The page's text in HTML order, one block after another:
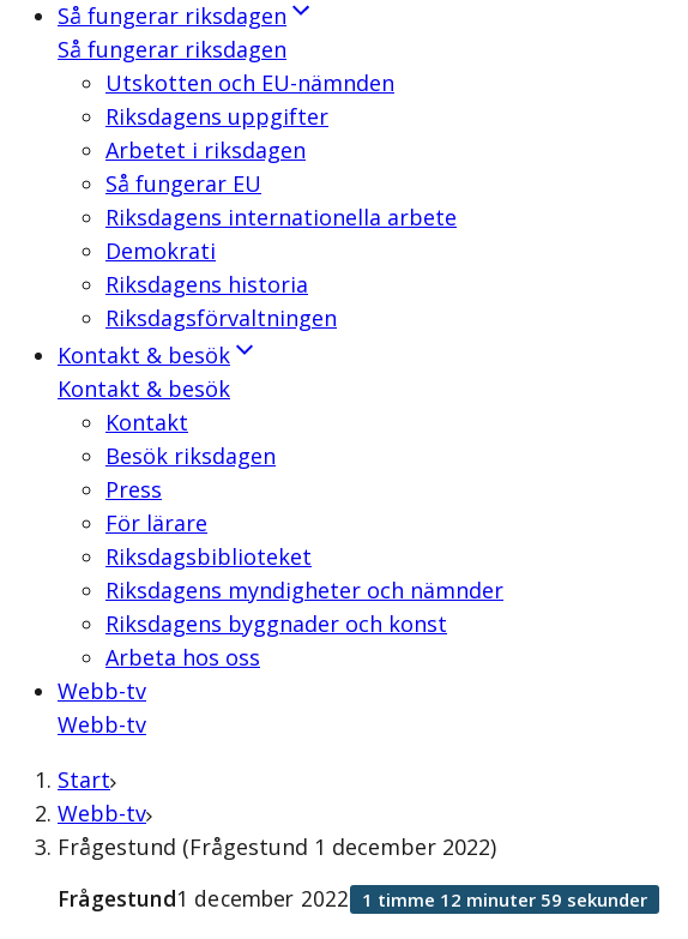
Så fungerar riksdagen
Så fungerar riksdagen
Utskotten och EU-nämnden
Riksdagens uppgifter
Arbetet i riksdagen
Så fungerar EU
Riksdagens internationella arbete
Demokrati
Riksdagens historia
Riksdagsförvaltningen
Kontakt & besök
Kontakt & besök
Kontakt
Besök riksdagen
Press
För lärare
Riksdagsbiblioteket
Riksdagens myndigheter och nämnder
Riksdagens byggnader och konst
Arbeta hos oss
Webb-tv
Webb-tv
Start
Webb-tv
Frågestund (Frågestund 1 december 2022)
Frågestund1 december 2022 1 timme 12 minuter 59 sekunder